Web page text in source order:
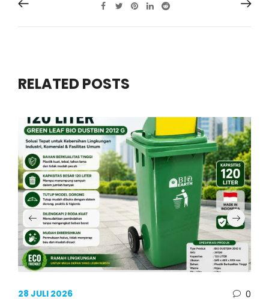
RELATED POSTS
28 JULI 2026 0